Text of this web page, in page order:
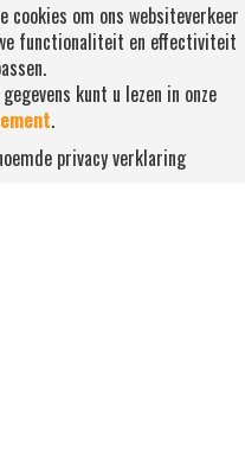
cookies om ons websiteverkeer
functionaliteit en effectiviteit
kunt u lezen in onze
.
privacy verklaring